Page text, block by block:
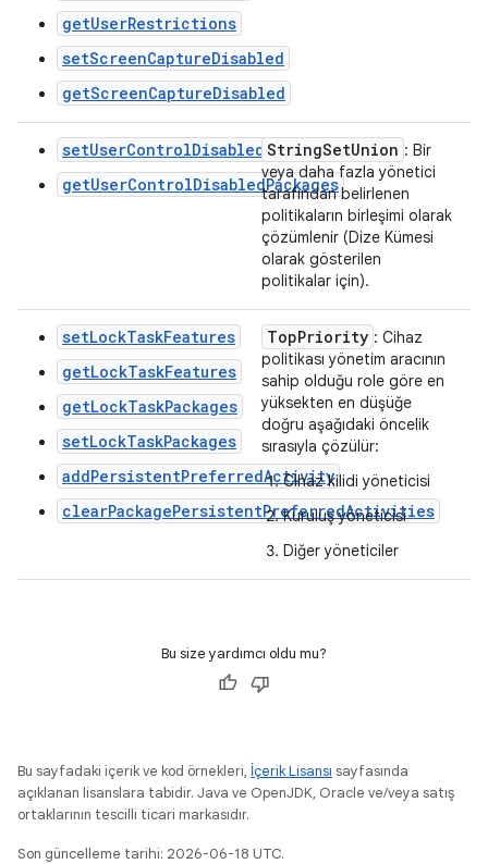
getUserRestrictions
setScreenCaptureDisabled
getScreenCaptureDisabled
setUserControlDisabledPackages
getUserControlDisabledPackages
StringSetUnion : Bir
veya daha fazla yönetici
tarafından belirlenen
politikaların birleşimi olarak
çözümlenir (Dize Kümesi
olarak gösterilen
politikalar için).
setLockTaskFeatures
getLockTaskFeatures
getLockTaskPackages
setLockTaskPackages
addPersistentPreferredActivity
clearPackagePersistentPreferredActivities
TopPriority : Cihaz
politikası yönetim aracının
sahip olduğu role göre en
yüksekten en düşüğe
doğru aşağıdaki öncelik
sırasıyla çözülür:
Cihaz kilidi yöneticisi
Kuruluş yöneticisi
Diğer yöneticiler
Bu size yardımcı oldu mu?
Bu sayfadaki içerik ve kod örnekleri, İçerik Lisansı sayfasında
açıklanan lisanslara tabidir. Java ve OpenJDK, Oracle ve/veya satış
ortaklarının tescilli ticari markasıdır.
Son güncelleme tarihi: 2026-06-18 UTC.